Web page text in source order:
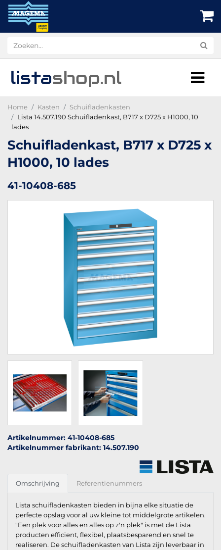
listashop.nl
Home Kasten
Schuifladenkasten
Lista 14.507.190 Schuifladenkast, B717 x D725 x H1000, 10
lades
Schuifladenkast, B717 x D725 x
H1000, 10 lades
41-10408-685
Artikelnummer: 41-10408-685
Artikelnummer fabrikant: 14.507.190
Omschrijving Referentienummers
Lista schuifladenkasten bieden in bijna elke situatie de
perfecte opslag voor al uw kleine tot middelgrote artikelen.
"Een plek voor alles en alles op z'n plek" is met de Lista
producten efficient, flexibel, plaatsbesparend en snel te
realiseren. De schuifladenkasten van Lista zijn leverbaar in